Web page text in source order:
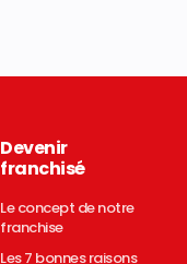
Devenir
franchisé
Le concept de notre
franchise
Les 7 bonnes raisons